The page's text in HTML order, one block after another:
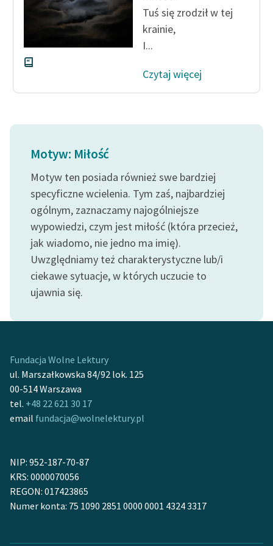
Ręce pełne poezji
Kolekcje edukacyjne
twórców przechodzących
do domeny publicznej,
Starego Testamentu
Lektur
O nas
O projekcie
Zespół
Zasady wykorzystania
Materiały promocyjne
Polityka prywatności
Regulamin biblioteki
Regulamin darowizn
Informacja o treściach
wrażliwych
Tuś się zrodził w tej
krainie,
I...
Czytaj więcej
Motyw: Miłość
Motyw ten posiada również swe bardziej
specyficzne wcielenia. Tym zaś, najbardziej
ogólnym, zaznaczamy najogólniejsze
wypowiedzi, czym jest miłość (która przecież,
jak wiadomo, nie jedno ma imię).
Uwzględniamy też charakterystyczne lub/i
ciekawe sytuacje, w których uczucie to
ujawnia się.
Fundacja Wolne Lektury
ul. Marszałkowska 84/92 lok. 125
00-514 Warszawa
tel. +48 22 621 30 17
email fundacja@wolnelektury.pl
NIP: 952-187-70-87
KRS: 0000070056
REGON: 017423865
Numer konta: 75 1090 2851 0000 0001 4324 3317